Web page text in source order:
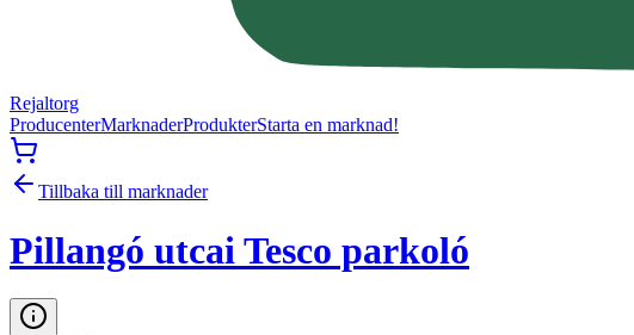
Rejaltorg
ProducenterMarknaderProdukterStarta en marknad!
Tillbaka till marknader
Pillangó utcai Tesco parkoló